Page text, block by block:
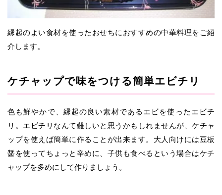
縁起のよい食材を使ったおせちにおすすめの中華料理をご紹
介します。
ケチャップで味をつける簡単エビチリ
色も鮮やかで、縁起の良い素材であるエビを使ったエビチ
リ。エビチリなんて難しいと思うかもしれませんが、ケチャ
ップを使えば簡単に作ることが出来ます。大人向けには豆板
醤を使ってちょっと辛めに、子供も食べるという場合はケチ
ャップを多めにして作りましょう。